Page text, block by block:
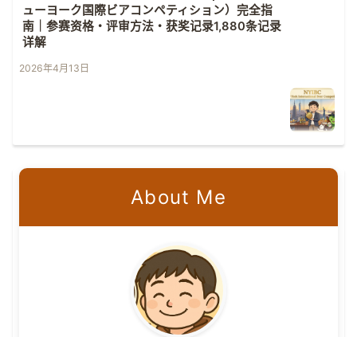
ューヨーク国際ビアコンペティション）完全指
南｜参赛资格・评审方法・获奖记录1,880条记录
详解
2026年4月13日
About Me